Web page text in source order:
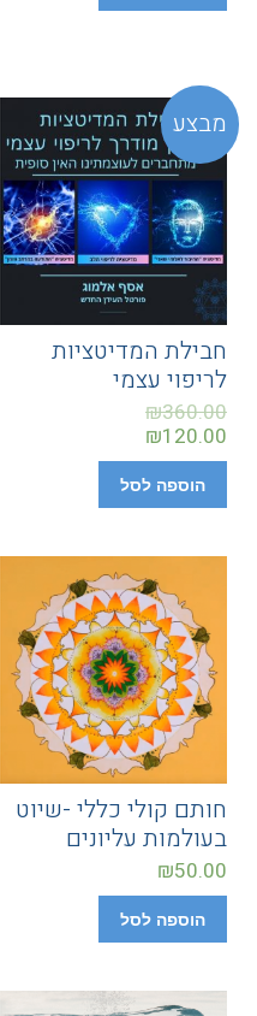
מבצע
חבילת המדיטציות
לריפוי עצמי
₪360.00
₪120.00
הוספה לסל
חותם קולי כללי -שיוט
בעולמות עליונים
₪50.00
הוספה לסל